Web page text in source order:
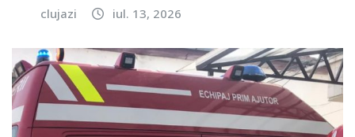
clujazi iul. 13, 2026